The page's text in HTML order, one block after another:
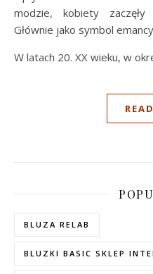
modzie, kobiety
Głównie jako symbol
W latach 20. XX wieku, w
BLUZA RELAB
BLUZKI BASIC SKLEP